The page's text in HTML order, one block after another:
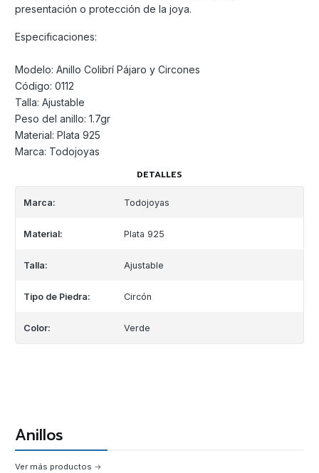
presentación o protección de la joya.
Especificaciones:
Modelo: Anillo Colibrí Pájaro y Circones
Código: 0112
Talla: Ajustable
Peso del anillo: 1.7gr
Material: Plata 925
Marca: Todojoyas
DETALLES
Marca: Todojoyas
Material: Plata 925
Talla: Ajustable
Tipo de Piedra: Circón
Color: Verde
Anillos
Ver más productos